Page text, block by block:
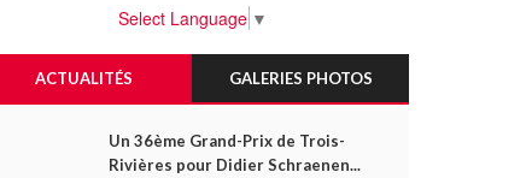
Select Language ▼
ACTUALITÉS GALERIES PHOTOS
Un 36ème Grand-Prix de Trois-
Rivières pour Didier Schraenen...